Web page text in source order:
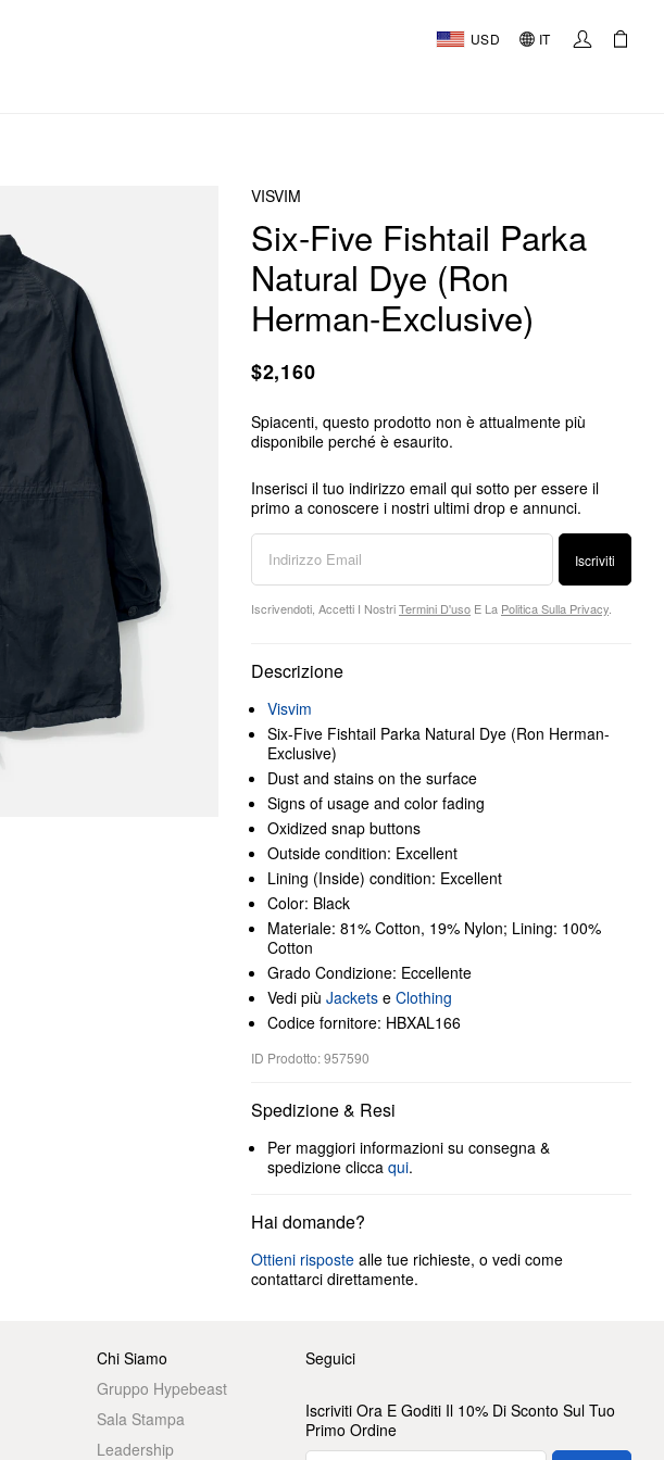
USD IT
VISVIM
Six-Five Fishtail Parka
Natural Dye (Ron
Herman-Exclusive)
$2,160
Spiacenti, questo prodotto non è attualmente più
disponibile perché è esaurito.
Inserisci il tuo indirizzo email qui sotto per essere il
primo a conoscere i nostri ultimi drop e annunci.
Iscriviti
Iscrivendoti, Accetti I NostriTermini D'uso E La Politica Sulla Privacy
Descrizione
Visvim
Six-Five Fishtail Parka Natural Dye (Ron Herman-
Exclusive)
Dust and stains on the surface
Signs of usage and color fading
Oxidized snap buttons
Outside condition: Excellent
Lining (Inside) condition: Excellent
Color: Black
Materiale: 81% Cotton, 19% Nylon; Lining: 100%
Cotton
Grado Condizione: Eccellente
Vedi più Jackets e Clothing
Codice fornitore: HBXAL166
ID Prodotto: 957590
Spedizione & Resi
Per maggiori informazioni su consegna &
spedizione clicca qui.
Hai domande?
Ottieni risposte alle tue richieste, o vedi come
contattarci direttamente.
Chi Siamo
Gruppo Hypebeast
Sala Stampa
Leadership
Seguici
Iscriviti Ora E Goditi Il 10% Di Sconto Sul Tuo
Primo Ordine